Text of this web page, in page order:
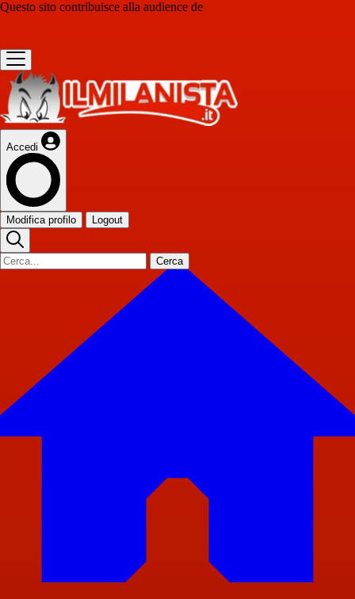
Questo sito contribuisce alla audience de
Accedi
Modifica profilo Logout
Cerca